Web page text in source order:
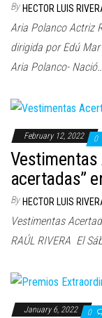
By HECTOR LUIS
Aria Polanco Actriz
dirigida por Edú
Aria Polanco- Nació…
February 12, 2022 0
Vestimentas
acertadas”
By HECTOR LUIS
Vestimentas
RAÚL RIVERA El
January 6, 2022 0